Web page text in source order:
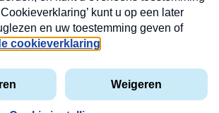
Kwetsbaarheid
gratis abonnement op de MAX
Elke maandag en
mailbox.
VOOR